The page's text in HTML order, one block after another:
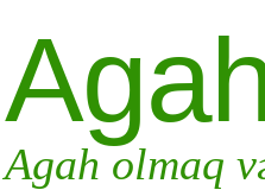
Agah olmaq